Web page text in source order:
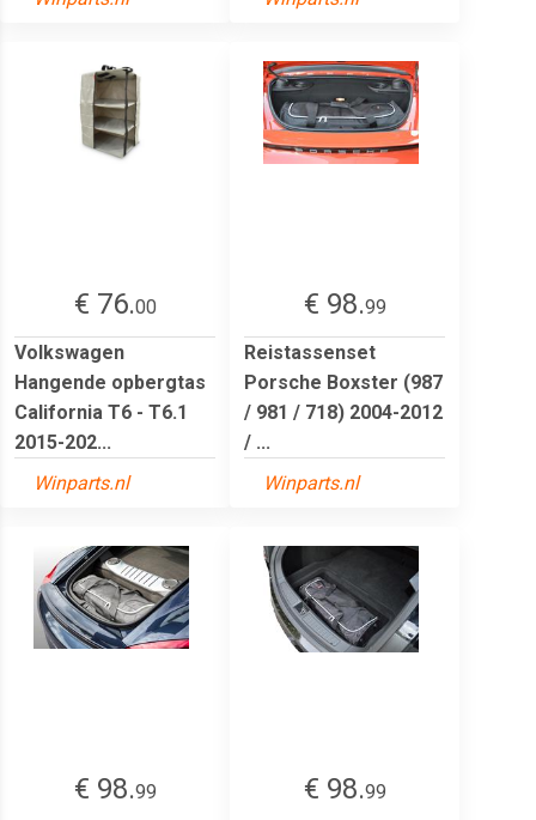
€ 76.00
Volkswagen
Hangende opbergtas
California T6 - T6.1
2015-202...
Winparts.nl
€ 98.99
Reistassenset
Porsche Boxster (987
/ 981 / 718) 2004-2012
/ ...
Winparts.nl
€ 98.99 € 98.99